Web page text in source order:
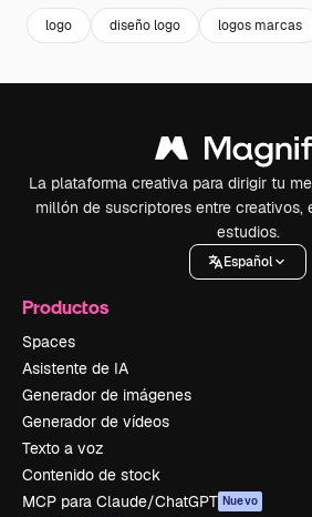
logo diseño logo logos marcas
La plataforma creativa para dirigir tu
millón de suscriptores entre creativos,
estudios.
Español
Productos
Spaces
Asistente de IA
Generador de imágenes
Generador de vídeos
Texto a voz
Contenido de stock
MCP para Claude/ChatGPT Nuevo